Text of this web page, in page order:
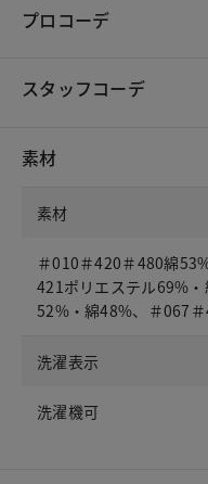
プロコーデ
スタッフコーデ
素材
素材
＃010＃420＃480綿
421ポリエステル69%
52%・綿48%、＃067
洗濯表示
洗濯機可